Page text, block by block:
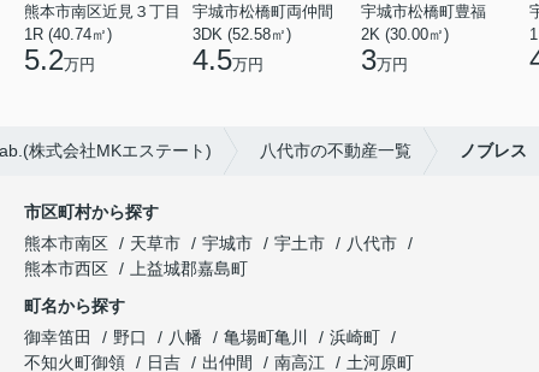
熊本市南区近見３丁目
1R (40.74㎡)
5.2万円
宇城市松橋町両仲間
3DK (52.58㎡)
4.5万円
宇城市松橋町豊福
2K (30.00㎡)
3万円
株式会社MKエステート) 八代市の不動産一覧 ノブレス
市区町村から探す
熊本市南区
天草市 宇城市 宇土市
八代市
熊本市西区
上益城郡嘉島町
町名から探す
御幸笛田
野口 八幡 亀場町亀川
浜崎町
不知火町御領
日吉 出仲間 南高江
土河原町